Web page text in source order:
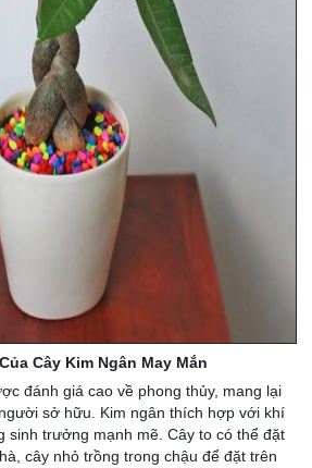
Cây Kim Ngân May Mắn
đánh giá cao về phong thủy, mang lại
sở hữu. Kim ngân thích hợp với khí
sinh trưởng mạnh mẽ. Cây to có thể đặt
cây nhỏ trồng trong chậu để đặt trên